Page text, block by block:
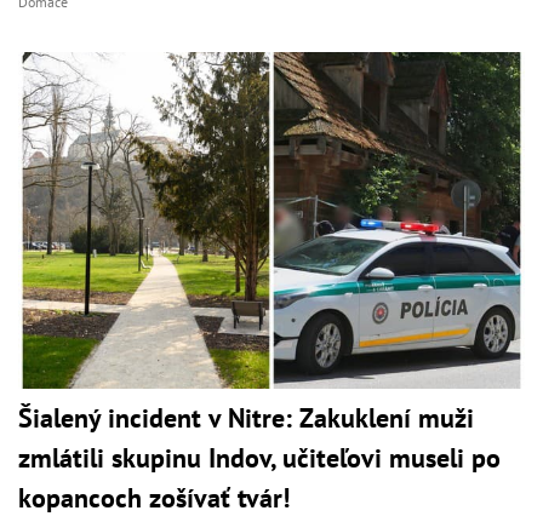
Šialený incident v Nitre: Zakuklení muži
zmlátili skupinu Indov, učiteľovi museli po
kopancoch zošívať tvár!